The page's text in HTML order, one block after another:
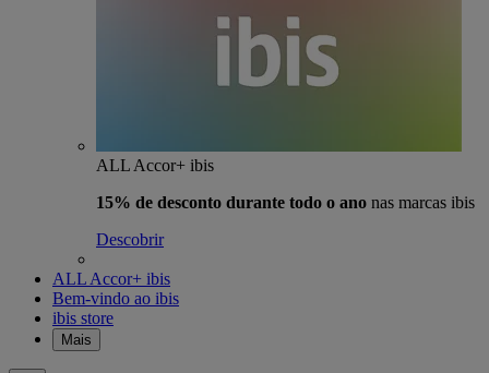
ALL Accor+ ibis
15% de desconto durante todo o ano nas marcas ibis
Descobrir
ALL Accor+ ibis
Bem-vindo ao ibis
ibis store
Mais